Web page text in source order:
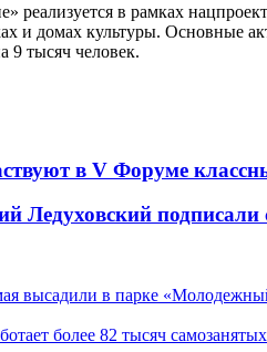
реализуется в рамках
и домах культуры. Основные
9 тысяч человек.
в V Форуме
Ледуховский подписали
высадили в парке
более 82 тысяч